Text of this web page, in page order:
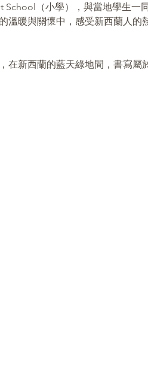
School（小學），與當地學生
溫暖與關懷中，感受新西蘭人
在新西蘭的藍天綠地間，書寫屬